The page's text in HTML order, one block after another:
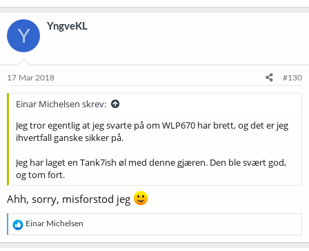
Y YngveKL
17 Mar 2018 #130
Einar Michelsen skrev:
Jeg tror egentlig at jeg svarte på om WLP670 har brett, og det er jeg
ihvertfall ganske sikker på.
Jeg har laget en Tank7ish øl med denne gjæren. Den ble svært god,
og tom fort.
Ahh, sorry, misforstod jeg
R
e
a
Einar Michelsen